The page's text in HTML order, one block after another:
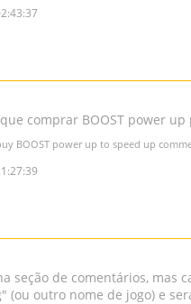
comprar BOOST power
BOOST power up to speed up
seção de comentários, mas
(ou outro nome de jogo) e